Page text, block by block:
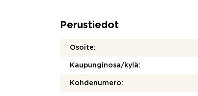
Perustiedot
Osoite:
Kaupunginosa/kylä:
Kohdenumero: